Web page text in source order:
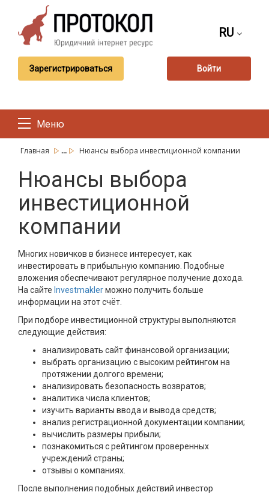
RU
Зарегистрироваться Войти
Меню
Главная ... Нюансы выбора инвестиционной компании
Нюансы выбора
инвестиционной
компании
Многих новичков в бизнесе интересует, как
инвестировать в прибыльную компанию. Подобные
вложения обеспечивают регулярное получение дохода.
На сайте Investmaklerможно получить больше
информации на этот счёт.
При подборе инвестиционной структуры выполняются
следующие действия:
анализировать сайт финансовой организации;
выбрать организацию с высоким рейтингом на
протяжении долгого времени;
анализировать безопасность возвратов;
аналитика числа клиентов;
изучить варианты ввода и вывода средств;
анализ регистрационной документации компании;
вычислить размеры прибыли;
познакомиться с рейтингом проверенных
учреждений страны;
отзывы о компаниях.
После выполнения подобных действий инвестор